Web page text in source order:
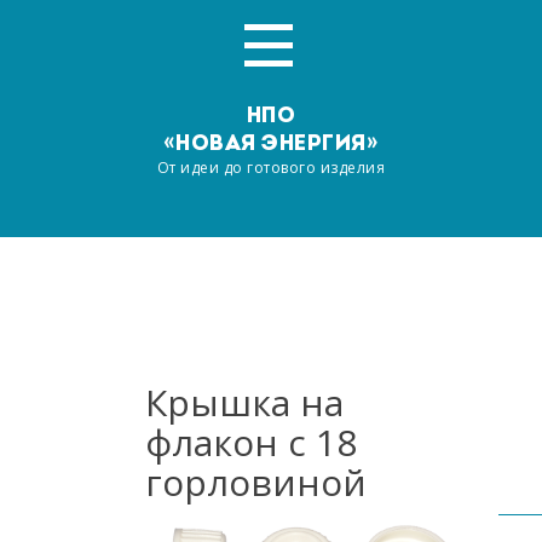
НПО
«НОВАЯ ЭНЕРГИЯ»
От идеи до готового изделия
Услуги
Производство
Наша продукция
Крышка на
флакон с 18
горловиной